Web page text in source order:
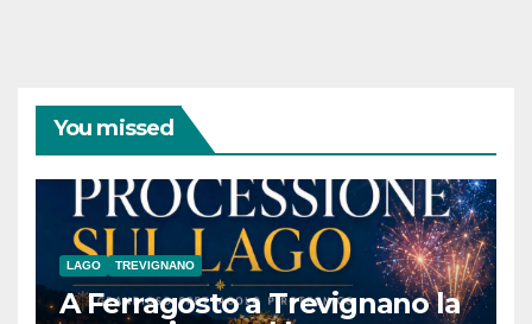
You missed
LAGO TREVIGNANO
A Ferragosto a Trevignano la